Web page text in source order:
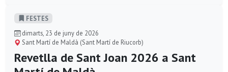
FESTES
dimarts, 23 de juny de 2026
Sant Martí de Maldà (Sant Martí de Riucorb)
Revetlla de Sant Joan 2026 a Sant